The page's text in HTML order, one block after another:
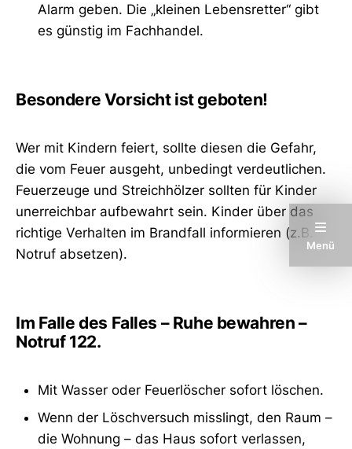
Menü
Alarm geben. Die „kleinen Lebensretter“ gibt
es günstig im Fachhandel.
Besondere Vorsicht ist geboten!
Wer mit Kindern feiert, sollte diesen die Gefahr,
die vom Feuer ausgeht, unbedingt verdeutlichen.
Feuerzeuge und Streichhölzer sollten für Kinder
unerreichbar aufbewahrt sein. Kinder über das
richtige Verhalten im Brandfall informieren (z.B.
Notruf absetzen).
Im Falle des Falles – Ruhe bewahren –
Notruf 122.
Mit Wasser oder Feuerlöscher sofort löschen.
Wenn der Löschversuch misslingt, den Raum –
die Wohnung – das Haus sofort verlassen,